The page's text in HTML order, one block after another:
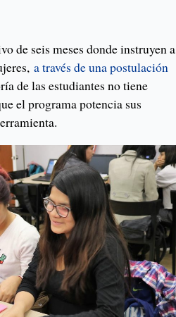
de seis meses donde instruyen a
a través de una postulación
de las estudiantes no tiene
el programa potencia sus